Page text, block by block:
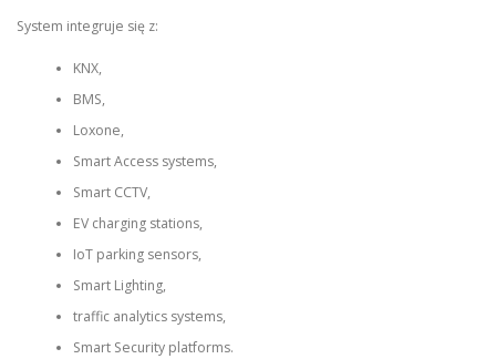
System integruje się z:
KNX,
BMS,
Loxone,
Smart Access systems,
Smart CCTV,
EV charging stations,
IoT parking sensors,
Smart Lighting,
traffic analytics systems,
Smart Security platforms.